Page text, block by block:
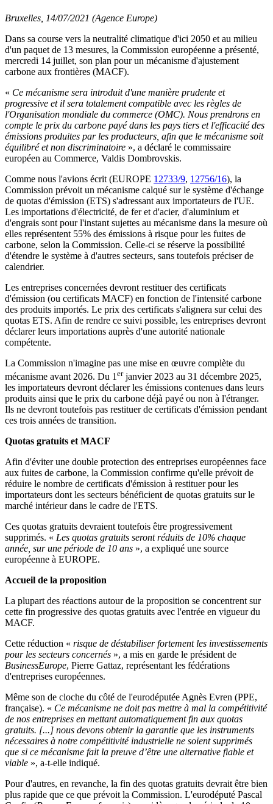
Bruxelles, 14/07/2021 (Agence Europe)
Dans sa course vers la neutralité climatique d'ici 2050 et au milieu
d'un paquet de 13 mesures, la Commission européenne a présenté,
mercredi 14 juillet, son plan pour un mécanisme d'ajustement
carbone aux frontières (MACF).
« Ce mécanisme sera introduit d'une manière prudente et
progressive et il sera totalement compatible avec les règles de
l'Organisation mondiale du commerce (OMC). Nous prendrons en
compte le prix du carbone payé dans les pays tiers et l'efficacité des
émissions produites par les producteurs, afin que le mécanisme soit
équilibré et non discriminatoire », a déclaré le commissaire
européen au Commerce, Valdis Dombrovskis.
Comme nous l'avions écrit (EUROPE 12733/9, 12756/16), la
Commission prévoit un mécanisme calqué sur le système d'échange
de quotas d'émission (ETS) s'adressant aux importateurs de l'UE.
Les importations d'électricité, de fer et d'acier, d'aluminium et
d'engrais sont pour l'instant sujettes au mécanisme dans la mesure où
elles représentent 55% des émissions à risque pour les fuites de
carbone, selon la Commission. Celle-ci se réserve la possibilité
d'étendre le système à d'autres secteurs, sans toutefois préciser de
calendrier.
Les entreprises concernées devront restituer des certificats
d'émission (ou certificats MACF) en fonction de l'intensité carbone
des produits importés. Le prix des certificats s'alignera sur celui des
quotas ETS. Afin de rendre ce suivi possible, les entreprises devront
déclarer leurs importations auprès d'une autorité nationale
compétente.
La Commission n'imagine pas une mise en œuvre complète du
mécanisme avant 2026. Du 1 erjanvier 2023 au 31 décembre 2025,
les importateurs devront déclarer les émissions contenues dans leurs
produits ainsi que le prix du carbone déjà payé ou non à l'étranger.
Ils ne devront toutefois pas restituer de certificats d'émission pendant
ces trois années de transition.
Quotas gratuits et MACF
Afin d'éviter une double protection des entreprises européennes face
aux fuites de carbone, la Commission confirme qu'elle prévoit de
réduire le nombre de certificats d'émission à restituer pour les
importateurs dont les secteurs bénéficient de quotas gratuits sur le
marché intérieur dans le cadre de l'ETS.
Ces quotas gratuits devraient toutefois être progressivement
supprimés. « Les quotas gratuits seront réduits de 10% chaque
année, sur une période de 10 ans », a expliqué une source
européenne à EUROPE.
Accueil de la proposition
La plupart des réactions autour de la proposition se concentrent sur
cette fin progressive des quotas gratuits avec l'entrée en vigueur du
MACF.
Cette réduction « risque de déstabiliser fortement les investissements
pour les secteurs concernés », a mis en garde le président de
BusinessEurope, Pierre Gattaz, représentant les fédérations
d'entreprises européennes.
Même son de cloche du côté de l'eurodéputée Agnès Evren (PPE,
française). « Ce mécanisme ne doit pas mettre à mal la compétitivité
de nos entreprises en mettant automatiquement fin aux quotas
gratuits. [...] nous devons obtenir la garantie que les instruments
nécessaires à notre compétitivité industrielle ne soient supprimés
que si ce mécanisme fait la preuve d’être une alternative fiable et
viable », a-t-elle indiqué.
Pour d'autres, en revanche, la fin des quotas gratuits devrait être bien
plus rapide que ce que prévoit la Commission. L'eurodéputé Pascal